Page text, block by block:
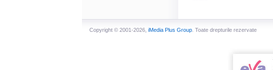
Copyright © 2001-2026, iMedia Plus Group . Toate drepturile rezervate